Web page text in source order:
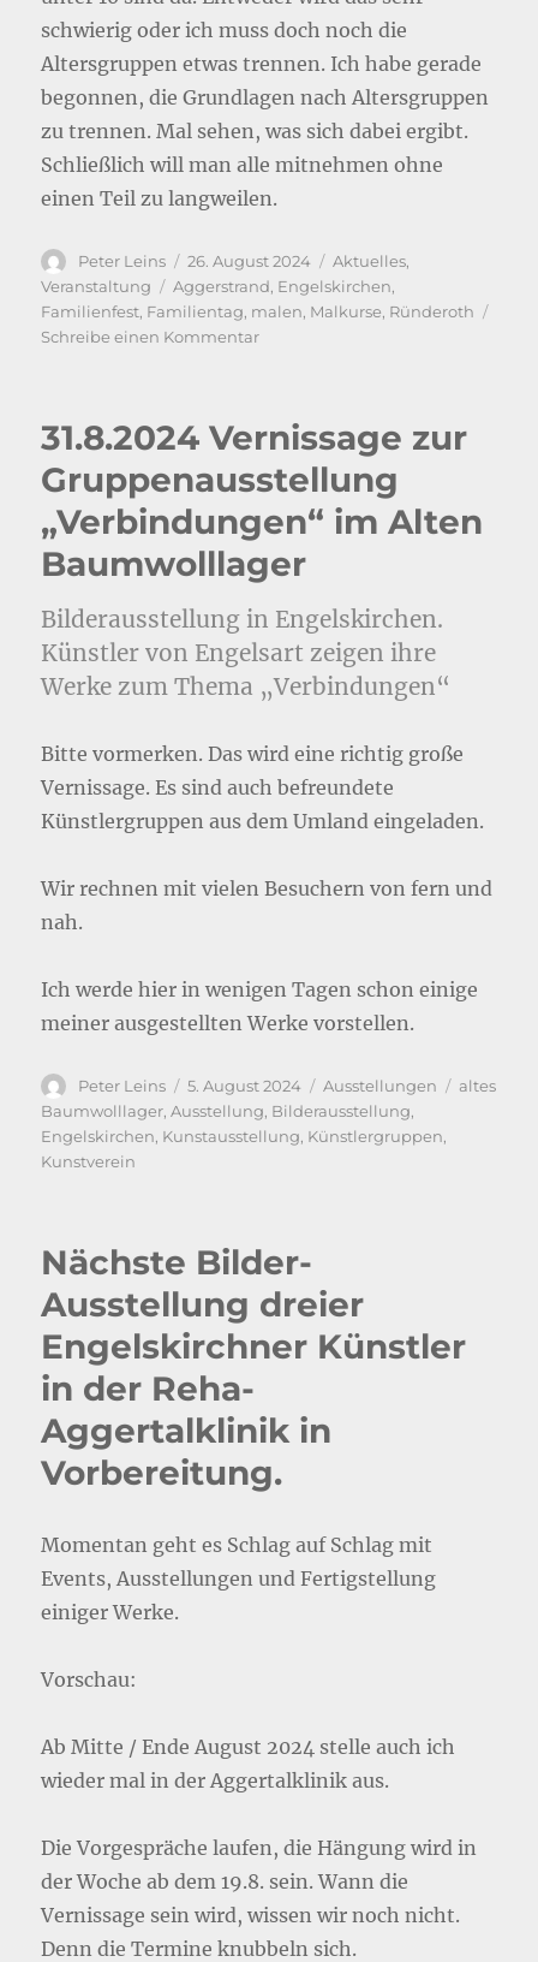
schwierig oder ich muss doch noch die
Altersgruppen etwas trennen. Ich habe gerade
begonnen, die Grundlagen nach Altersgruppen
zu trennen. Mal sehen, was sich dabei ergibt.
Schließlich will man alle mitnehmen ohne
einen Teil zu langweilen.
Autor
Peter Leins
Veröffentlicht
am
26. August 2024 Kategorien
Aktuelles,
Veranstaltung
Schlagwörter
Aggerstrand, Engelskirchen,
Familienfest, Familientag, malen, Malkurse, Ründeroth
Schreibe einen Kommentarzu
Aggerstrand
Ründeroth
war
der
Hammer
31.8.2024 Vernissage zur
Gruppenausstellung
„Verbindungen“ im Alten
Baumwolllager
Bilderausstellung in Engelskirchen.
Künstler von Engelsart zeigen ihre
Werke zum Thema „Verbindungen“
Bitte vormerken. Das wird eine richtig große
Vernissage. Es sind auch befreundete
Künstlergruppen aus dem Umland eingeladen.
Wir rechnen mit vielen Besuchern von fern und
nah.
Ich werde hier in wenigen Tagen schon einige
meiner ausgestellten Werke vorstellen.
Autor
Peter Leins
Veröffentlicht
am
5. August 2024 Kategorien
Ausstellungen
altes
Baumwolllager,Ausstellung, Bilderausstellung,
Engelskirchen, Kunstausstellung, Künstlergruppen,
Kunstverein
Nächste Bilder-
Ausstellung dreier
Engelskirchner Künstler
in der Reha-
Aggertalklinik in
Vorbereitung.
Momentan geht es Schlag auf Schlag mit
Events, Ausstellungen und Fertigstellung
einiger Werke.
Vorschau:
Ab Mitte / Ende August 2024 stelle auch ich
wieder mal in der Aggertalklinik aus.
Die Vorgespräche laufen, die Hängung wird in
der Woche ab dem 19.8. sein. Wann die
Vernissage sein wird, wissen wir noch nicht.
Denn die Termine knubbeln sich.